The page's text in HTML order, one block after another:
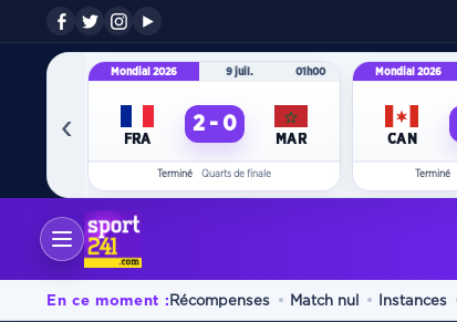
‹
Mondial 2026 9 juil. 01h00
FRA
2 - 0
MAR
Terminé Quarts de finale
Mondial 2026
CAN
Terminé
En ce moment :Récompenses Match nul Instances